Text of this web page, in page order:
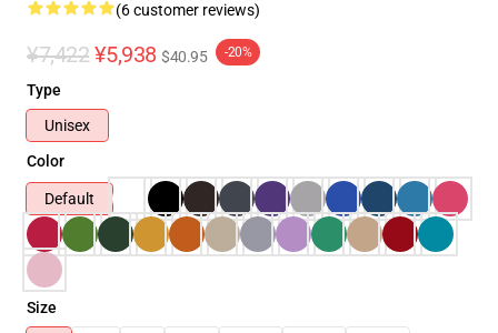
(6 customer reviews)
¥7,422 ¥5,938 $40.95 -20%
Type
Unisex
Color
Default
Size